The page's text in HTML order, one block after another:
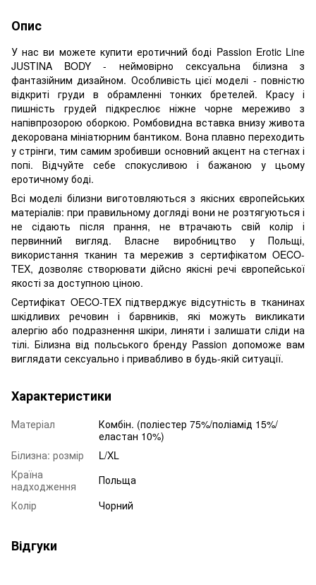
Опис
У нас ви можете купити еротичний боді Passion Erotic Line
JUSTINA BODY - неймовірно сексуальна білизна з
фантазійним дизайном. Особливість цієї моделі - повністю
відкриті груди в обрамленні тонких бретелей. Красу і
пишність грудей підкреслює ніжне чорне мереживо з
напівпрозорою оборкою. Ромбовидна вставка внизу живота
декорована мініатюрним бантиком. Вона плавно переходить
у стрінги, тим самим зробивши основний акцент на стегнах і
попі. Відчуйте себе спокусливою і бажаною у цьому
еротичному боді.
Всі моделі білизни виготовляються з якісних європейських
матеріалів: при правильному догляді вони не розтягуються і
не сідають після прання, не втрачають свій колір і
первинний вигляд. Власне виробництво у Польщі,
використання тканин та мережив з сертифікатом OECO-
TEX, дозволяє створювати дійсно якісні речі європейської
якості за доступною ціною.
Сертифікат OECO-TEX підтверджує відсутність в тканинах
шкідливих речовин і барвників, які можуть викликати
алергію або подразнення шкіри, линяти і залишати сліди на
тілі. Білизна від польського бренду Passion допоможе вам
виглядати сексуально і привабливо в будь-якій ситуації.
Характеристики
Матеріал
Комбін. (поліестер 75%/поліамід 15%/
еластан 10%)
Білизна: розмір
L/XL
Країна
надходження
Польща
Колір
Чорний
Відгуки